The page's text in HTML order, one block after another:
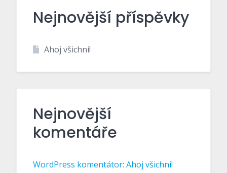
Nejnovější příspěvky
Ahoj všichni!
Nejnovější
komentáře
WordPress komentátor: Ahoj všichni!